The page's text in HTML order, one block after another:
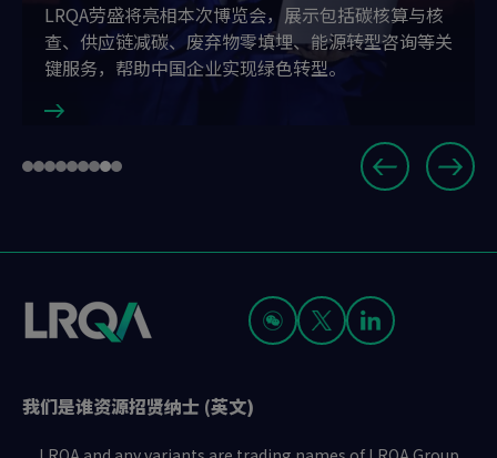
LRQA劳盛将亮相本次博览会，展示包括碳核算与核
查、供应链减碳、废弃物零填埋、能源转型咨询等关
键服务，帮助中国企业实现绿色转型。
Slide
Go
1
Go
2
Go
3
Go
4
Go
5
Go
6
Go
7
Go
8
Go
9
我们是谁资源招贤纳士 (英文)